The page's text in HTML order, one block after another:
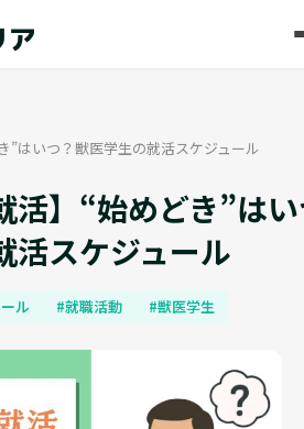
”はいつ？獣医学生の就活スケジュール
活】“始めどき”は
活スケジュール
ル #就職活動 #獣医学生